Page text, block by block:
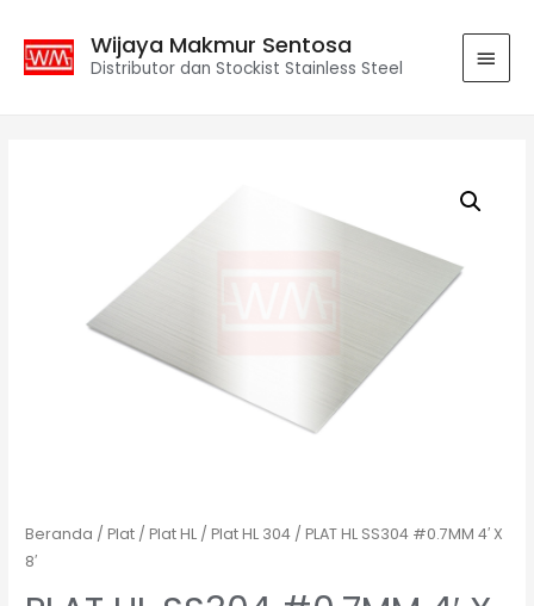
Wijaya Makmur Sentosa
Distributor dan Stockist Stainless Steel
Beranda /Plat /Plat HL /Plat HL 304 / PLAT HL SS304 #0.7MM 4′ X
8′